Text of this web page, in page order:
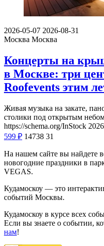
2026-05-07 2026-08-31
Москва Москва
Концерты на
в Москве: три
Roofevents этим
Живая музыка на закате,
столики под открытым
https://schema.org/InStock
599 ₽ 14738 31
На нашем сайте вы найдете
новогодние праздники в
VEGAS.
Кудамоскоу — это
событий Москвы.
Кудамоскоу в курсе всех
Если вы знаете о событии,
нам!